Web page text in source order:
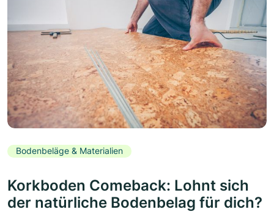
Bodenbeläge & Materialien
Korkboden Comeback: Lohnt sich
der natürliche Bodenbelag für dich?